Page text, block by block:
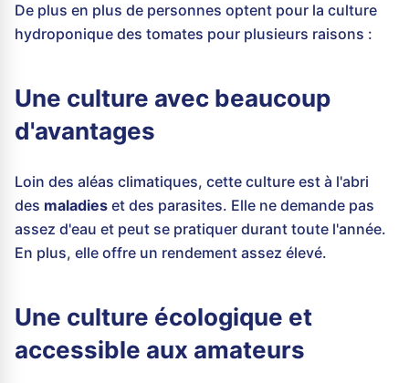
De plus en plus de personnes optent pour la culture
hydroponique des tomates pour plusieurs raisons :
Une culture avec beaucoup
d'avantages
Loin des aléas climatiques, cette culture est à l'abri
des maladies et des parasites. Elle ne demande pas
assez d'eau et peut se pratiquer durant toute l'année.
En plus, elle offre un rendement assez élevé.
Une culture écologique et
accessible aux amateurs